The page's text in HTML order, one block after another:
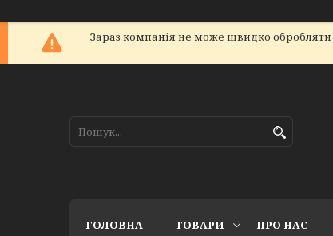
Зараз компанія не може швидко обробляти
ГОЛОВНА ТОВАРИ ПРО НАС